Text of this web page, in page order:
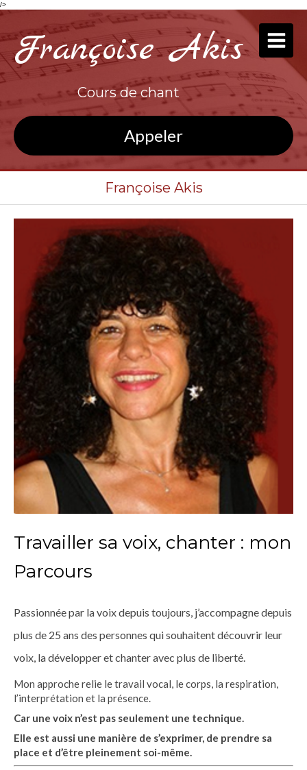
/>
Françoise Akis
Cours de chant
Appeler
Françoise Akis
Travailler sa voix, chanter : mon
Parcours
Passionnée par la voix depuis toujours, j’accompagne depuis
plus de 25 ans des personnes qui souhaitent découvrir leur
voix, la développer et chanter avec plus de liberté.
Mon approche relie le travail vocal, le corps, la respiration,
l’interprétation et la présence.
Car une voix n’est pas seulement une technique.
Elle est aussi une manière de s’exprimer, de prendre sa
place et d’être pleinement soi-même.